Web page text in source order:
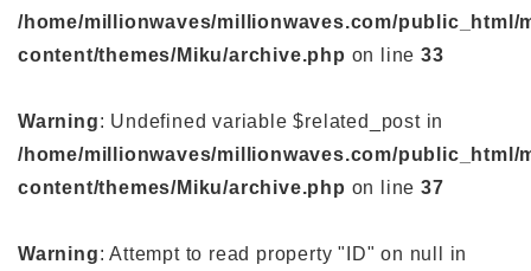
/home/millionwaves/millionwaves.com/public_html/
content/themes/Miku/archive.php on line33
Warning: Undefined variable $related_post in
/home/millionwaves/millionwaves.com/public_html/
content/themes/Miku/archive.php on line37
Warning: Attempt to read property "ID" on null in